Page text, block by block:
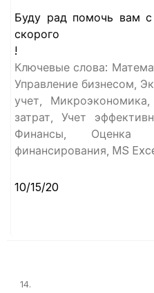
Буду рад помочь вам
скорого
!
Ключевые слова:
Управление бизнесом,
учет,
затрат, Учет
Финансы, Оценка
финансирования, MS
10/15/20
14.